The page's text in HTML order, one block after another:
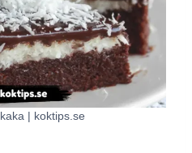
| koktips.se